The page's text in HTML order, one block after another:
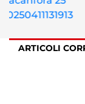
ARTICOLI